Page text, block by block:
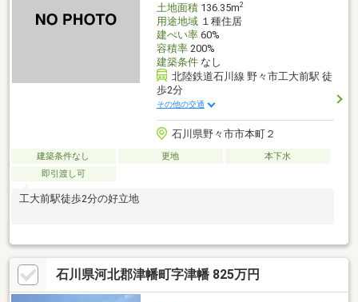
土地面積136.35m2
用途地域１種住居
建ぺい率60%
容積率200%
建築条件なし
北陸鉄道石川線 野々市工大前駅 徒
歩2分
その他の交通
石川県野々市市本町２
建築条件なし 更地
本下水
即引渡し可
工大前駅徒歩2分の好立地
石川県河北郡津幡町字津幡 825万円